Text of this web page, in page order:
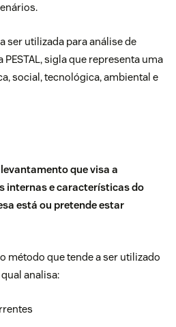
ser utilizada para análise de
sigla que representa uma
social, tecnológica, ambiental e
levantamento que visa a
internas e características do
está ou pretende estar
método que tende a ser utilizado
qual analisa: